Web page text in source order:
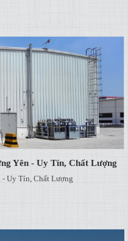
Yên - Uy Tín, Chất Lượng
Uy Tín, Chất Lượng